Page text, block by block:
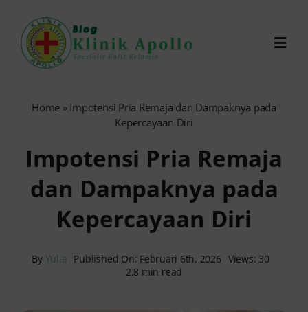
content
Reservasi Online
Home » Impotensi Pria Remaja dan Dampaknya pada
Kepercayaan Diri
Impotensi Pria Remaja
dan Dampaknya pada
Kepercayaan Diri
By Yulia Published On: Februari 6th, 2026 Views: 30
2.8 min read